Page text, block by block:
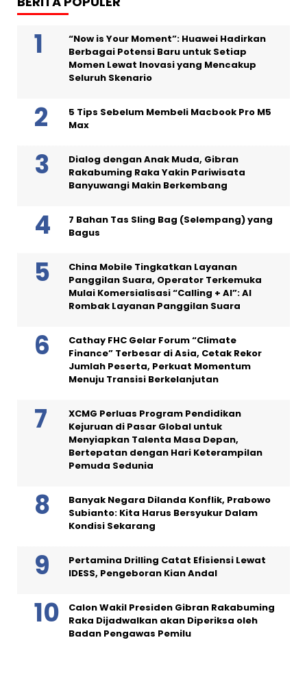
“Now is Your Moment”: Huawei Hadirkan
Berbagai Potensi Baru untuk Setiap
Momen Lewat Inovasi yang Mencakup
Seluruh Skenario
5 Tips Sebelum Membeli Macbook Pro M5
Max
Dialog dengan Anak Muda, Gibran
Rakabuming Raka Yakin Pariwisata
Banyuwangi Makin Berkembang
7 Bahan Tas Sling Bag (Selempang) yang
Bagus
China Mobile Tingkatkan Layanan
Panggilan Suara, Operator Terkemuka
Mulai Komersialisasi “Calling + AI”: AI
Rombak Layanan Panggilan Suara
Cathay FHC Gelar Forum “Climate
Finance” Terbesar di Asia, Cetak Rekor
Jumlah Peserta, Perkuat Momentum
Menuju Transisi Berkelanjutan
XCMG Perluas Program Pendidikan
Kejuruan di Pasar Global untuk
Menyiapkan Talenta Masa Depan,
Bertepatan dengan Hari Keterampilan
Pemuda Sedunia
Banyak Negara Dilanda Konflik, Prabowo
Subianto: Kita Harus Bersyukur Dalam
Kondisi Sekarang
Pertamina Drilling Catat Efisiensi Lewat
IDESS, Pengeboran Kian Andal
Calon Wakil Presiden Gibran Rakabuming
Raka Dijadwalkan akan Diperiksa oleh
Badan Pengawas Pemilu